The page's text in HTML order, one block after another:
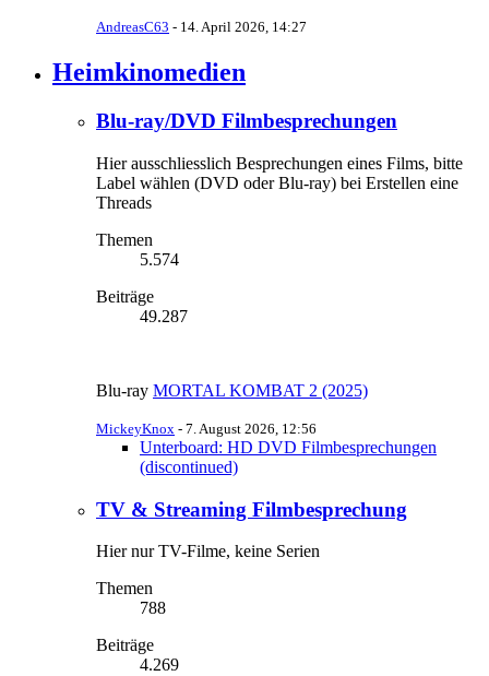
AndreasC63 - 14. April 2026, 14:27
Heimkinomedien
Blu-ray/DVD Filmbesprechungen
Hier ausschliesslich Besprechungen eines Films, bitte
Label wählen (DVD oder Blu-ray) bei Erstellen eine
Threads
Themen
5.574
Beiträge
49.287
Blu-ray MORTAL KOMBAT 2 (2025)
MickeyKnox - 7. August 2026, 12:56
Unterboard: HD DVD Filmbesprechungen
(discontinued)
TV & Streaming Filmbesprechung
Hier nur TV-Filme, keine Serien
Themen
788
Beiträge
4.269